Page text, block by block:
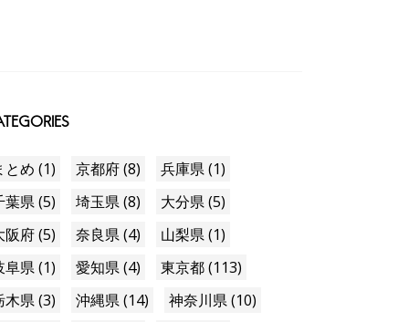
とめ (1) 京都府 (8)
兵庫県 (1)
葉県 (5)
埼玉県 (8)
大分県 (5)
阪府 (5)
奈良県 (4)
山梨県 (1)
阜県 (1)
愛知県 (4)
東京都 (113)
木県 (3)
沖縄県 (14)
神奈川県 (10)